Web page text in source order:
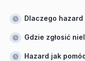
Dlaczego
Gdzie zgłosić
Hazard jak